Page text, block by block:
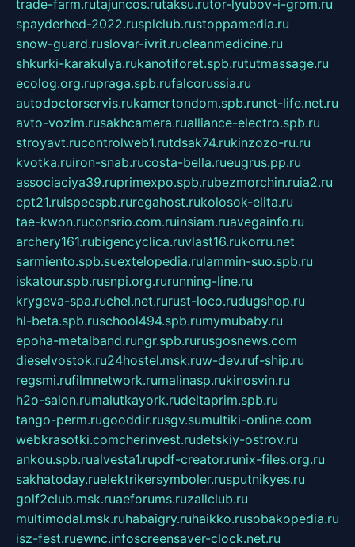
trade-farm.rutajuncos.rutaksu.rutor-lyubov-i-grom.ru
spayderhed-2022.rusplclub.rustoppamedia.ru
snow-guard.ruslovar-ivrit.rucleanmedicine.ru
shkurki-karakulya.rukanotiforet.spb.rututmassage.ru
ecolog.org.rupraga.spb.rufalcorussia.ru
autodoctorservis.rukamertondom.spb.runet-life.net.ru
avto-vozim.rusakhcamera.rualliance-electro.spb.ru
stroyavt.rucontrolweb1.rutdsak74.rukinzozo-ru.ru
kvotka.ruiron-snab.rucosta-bella.rueugrus.pp.ru
associaciya39.ruprimexpo.spb.rubezmorchin.ruia2.ru
cpt21.ruispecspb.ruregahost.rukolosok-elita.ru
tae-kwon.ruconsrio.com.ruinsiam.ruavegainfo.ru
archery161.rubigencyclica.ruvlast16.rukorru.net
sarmiento.spb.suextelopedia.rulammin-suo.spb.ru
iskatour.spb.rusnpi.org.rurunning-line.ru
krygeva-spa.ruchel.net.rurust-loco.rudugshop.ru
hl-beta.spb.ruschool494.spb.rumymubaby.ru
epoha-metalband.rungr.spb.rurusgosnews.com
dieselvostok.ru24hostel.msk.ruw-dev.ruf-ship.ru
regsmi.rufilmnetwork.rumalinasp.rukinosvin.ru
h2o-salon.rumalutkayork.rudeltaprim.spb.ru
tango-perm.rugooddir.rusgv.sumultiki-online.com
webkrasotki.comcherinvest.rudetskiy-ostrov.ru
ankou.spb.rualvesta1.rupdf-creator.runix-files.org.ru
sakhatoday.ruelektrikersymboler.rusputnikyes.ru
golf2club.msk.ruaeforums.ruzallclub.ru
multimodal.msk.ruhabaigry.ruhaikko.rusobakopedia.ru
isz-fest.ruewnc.infoscreensaver-clock.net.ru